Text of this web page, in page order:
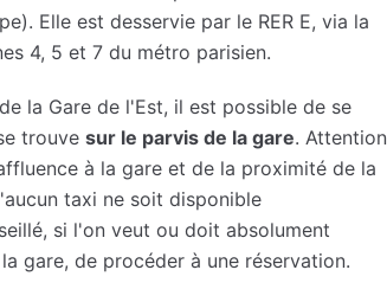
Elle est desservie par le RER E, via la
4, 5 et 7 du métro parisien.
la Gare de l'Est, il est possible de se
trouve sur le parvis de la gare. Attention
à la gare et de la proximité de la
taxi ne soit disponible
si l'on veut ou doit absolument
gare, de procéder à une réservation.